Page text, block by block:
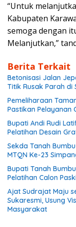
“Untuk
Kabupaten
semoga dengan
Melanjutkan,”
Berita Terkait
Betonisasi Jalan
Titik Rusak Parah di
Pemeliharaan
Pastikan Pelayanan
Bupati Andi Rudi
Pelatihan Desain
Sekda Tanah
MTQN Ke-23
Bupati Tanah
Pelatihan Calon
Ajat Sudrajat Maju
Sukaresmi, Usung
Masyarakat